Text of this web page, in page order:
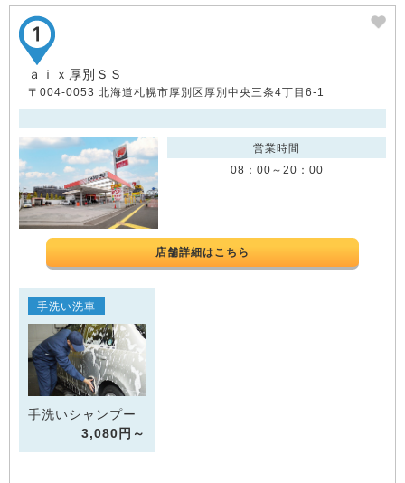
ａｉｘ厚別ＳＳ
〒004-0053 北海道札幌市厚別区厚別中央三条4丁目6-1
営業時間
08：00～20：00
店舗詳細はこちら
手洗い洗車
手洗いシャンプー
3,080円～